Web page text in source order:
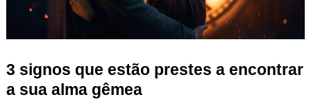
3 signos que estão prestes a encontrar
a sua alma gêmea